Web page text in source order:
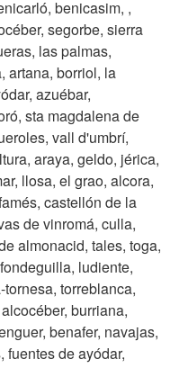
benicasim, ,
segorbe, sierra
las palmas,
artana, borriol, la
azuébar,
sta magdalena de
vall d'umbrí,
araya, geldo, jérica,
llosa, el grao, alcora,
castellón de la
de vinromá, culla,
almonacid, tales, toga,
ludiente,
torreblanca,
burriana,
benafer, navajas,
de ayódar,